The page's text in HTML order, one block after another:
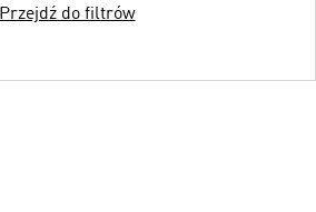
Przejdź do filtrów